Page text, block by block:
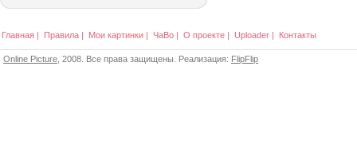
Главная | Правила | Мои картинки | ЧаВо | О проекте | Uploader | Контакты
Online Picture , 2008. Все права защищены. Реализация: FlipFlip